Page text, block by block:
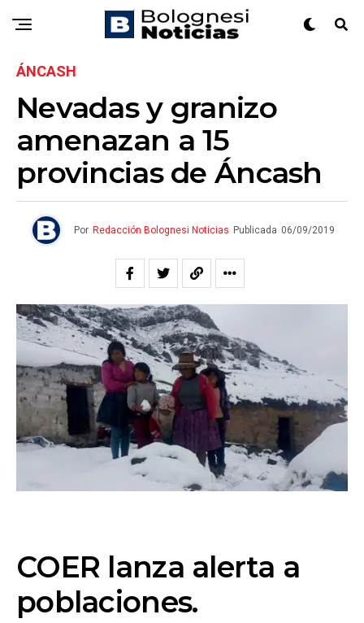
ÁNCASH
Nevadas y granizo
amenazan a 15
provincias de Áncash
Por Redacción Bolognesi Noticias Publicada 06/09/2019
COER lanza alerta a
poblaciones.